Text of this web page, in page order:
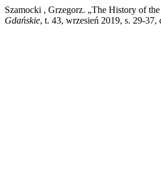
Szamocki , Grzegorz. „The History of
Gdańskie, t. 43, wrzesień 2019, s. 29-